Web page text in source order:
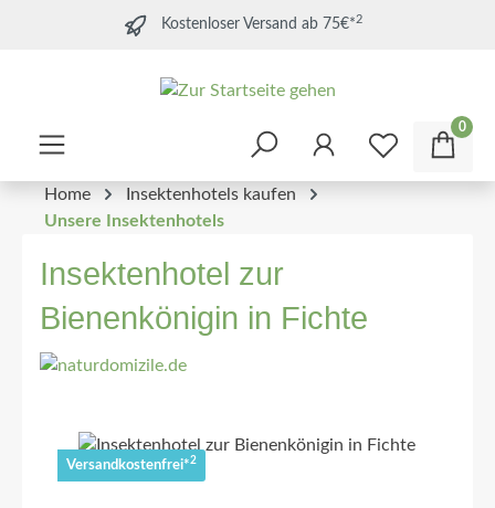
Kostenloser Versand ab 75€*2
0
Home
Insektenhotels kaufen
Unsere Insektenhotels
Insektenhotel zur
Bienenkönigin in Fichte
Versandkostenfrei*2